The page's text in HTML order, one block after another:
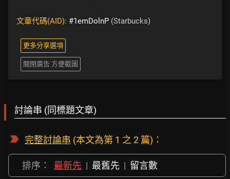
文章代碼(AID): #1emDolnP (Starbucks)
更多分享選項
關閉廣告 方便截圖
討論串 (同標題文章)
完整討論串 (本文為第 1 之 2 篇)：
排序： 最新先 | 最舊先 | 留言數